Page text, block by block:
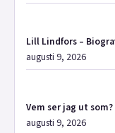
Lill Lindfors –
augusti 9, 2026
Vem ser jag ut
augusti 9, 2026